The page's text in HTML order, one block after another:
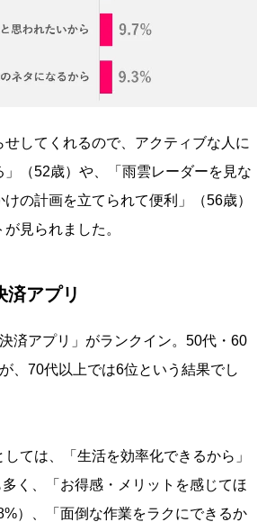
せしてくれるので、アクティブな人に
」（52歳）や、「雨雲レーダーを見な
の計画を立てられて便利」（56歳）
見られました。
済アプリ
済アプリ」がランクイン。50代・60
、70代以上では6位という結果でし
ては、「生活を効率化できるから」
多く、「お得感・メリットを感じてほ
）、「面倒な作業をラクにできるか